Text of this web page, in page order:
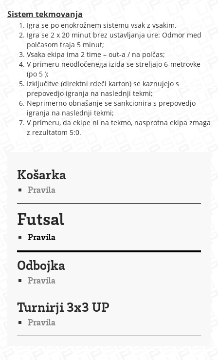
Sistem tekmovanja
Igra se po enokrožnem sistemu vsak z vsakim.
Igra se 2 x 20 minut brez ustavljanja ure: Odmor med
polčasom traja 5 minut;
Vsaka ekipa ima 2 time – out-a / na polčas;
V primeru neodločenega izida se streljajo 6-metrovke
(po 5 );
Izključitve (direktni rdeči karton) se kaznujejo s
prepovedjo igranja na naslednji tekmi;
Neprimerno obnašanje se sankcionira s prepovedjo
igranja na naslednji tekmi;
V primeru, da ekipe ni na tekmo, nasprotna ekipa zmaga
z rezultatom 5:0.
Košarka
Pravila
Futsal
Pravila
Odbojka
Pravila
Turnirji 3x3 UP
Pravila